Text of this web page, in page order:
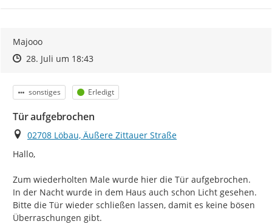
Majooo
Zeitpunkt des Erstellens
Zeitpunkt des Erstellens
28. Juli um 18:43Zur Äußerung
Kategorie
sonstiges Status
Erledigt
Tür aufgebrochen
Ort
02708 Löbau, Äußere Zittauer Straße
Hallo,
Zum wiederholten Male wurde hier die Tür aufgebrochen.
In der Nacht wurde in dem Haus auch schon Licht gesehen.
Bitte die Tür wieder schließen lassen, damit es keine bösen
Überraschungen gibt.